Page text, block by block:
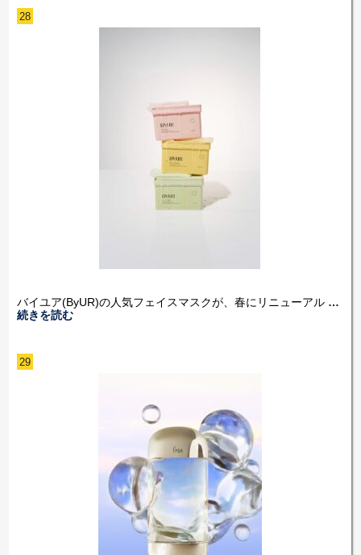
28
バイユア(ByUR)の人気フェイスマスクが、春にリニューアル …
続きを読む
29